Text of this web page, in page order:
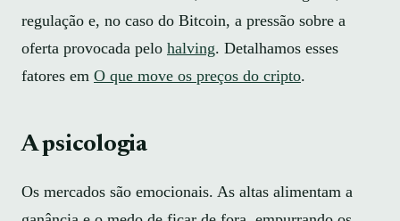
regulação e, no caso do Bitcoin, a pressão sobre a
oferta provocada pelo halving. Detalhamos esses
fatores em O que move os preços do cripto.
A psicologia
Os mercados são emocionais. As altas alimentam a